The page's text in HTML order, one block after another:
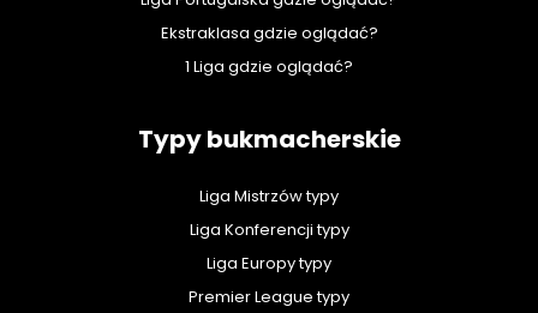
Ekstraklasa gdzie oglądać?
1 Liga gdzie oglądać?
Typy bukmacherskie
Liga Mistrzów typy
Liga Konferencji typy
Liga Europy typy
Premier League typy